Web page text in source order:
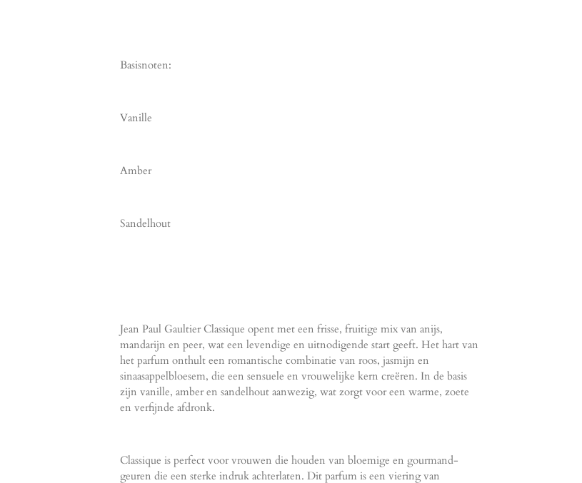
Basisnoten:
Vanille
Amber
Sandelhout
Jean Paul Gaultier Classique opent met een frisse, fruitige mix van anijs,
mandarijn en peer, wat een levendige en uitnodigende start geeft. Het hart van
het parfum onthult een romantische combinatie van roos, jasmijn en
sinaasappelbloesem, die een sensuele en vrouwelijke kern creëren. In de basis
zijn vanille, amber en sandelhout aanwezig, wat zorgt voor een warme, zoete
en verfijnde afdronk.
Classique is perfect voor vrouwen die houden van bloemige en gourmand-
geuren die een sterke indruk achterlaten. Dit parfum is een viering van